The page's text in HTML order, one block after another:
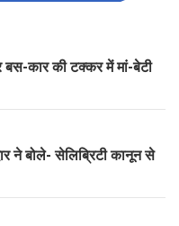
कार की टक्कर में मां-बेटी
ने बोले- सेलिब्रिटी कानून से